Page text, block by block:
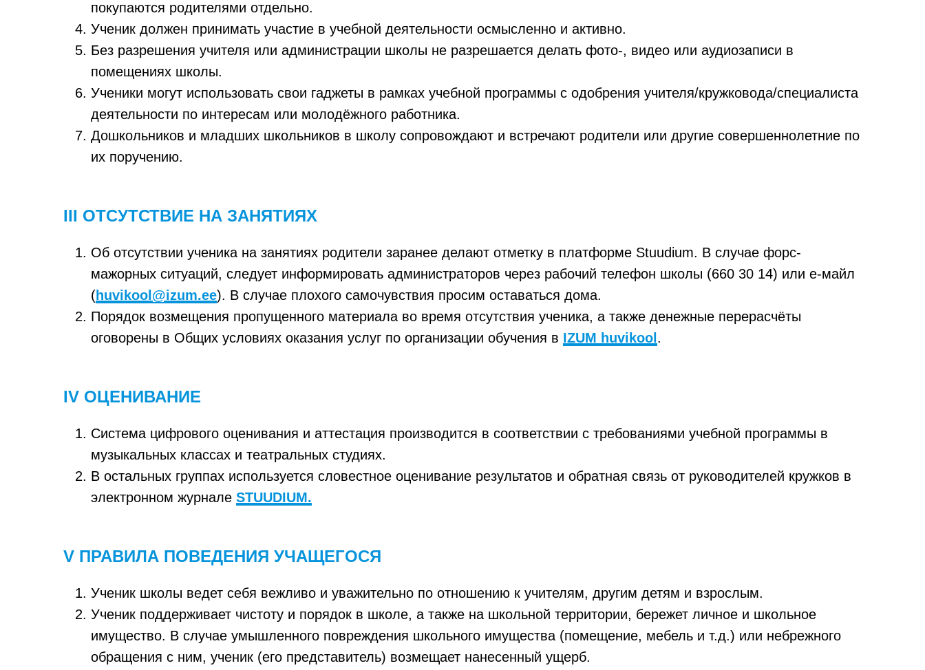
покупаются родителями отдельно.
Ученик должен принимать участие в учебной деятельности осмысленно и активно.
Без разрешения учителя или администрации школы не разрешается делать фото-, видео или аудиозаписи в
помещениях школы.
Ученики могут использовать свои гаджеты в рамках учебной программы с одобрения учителя/кружковода/специалиста
деятельности по интересам или молодёжного работника.
Дошкольников и младших школьников в школу сопровождают и встречают родители или другие совершеннолетние по
их поручению.
III ОТСУТСТВИЕ НА ЗАНЯТИЯХ
Об отсутствии ученика на занятиях родители заранее делают отметку в платформе Stuudium. В случае форс-
мажорных ситуаций, следует информировать администраторов через рабочий телефон школы (660 30 14) или е-майл
(huvikool@izum.ee). В случае плохого самочувствия просим оставаться дома.
Порядок возмещения пропущенного материала во время отсутствия ученика, а также денежные перерасчёты
оговорены в Общих условиях оказания услуг по организации обучения в IZUM huvikool .
IV ОЦЕНИВАНИЕ
Система цифрового оценивания и аттестация производится в соответствии с требованиями учебной программы в
музыкальных классах и театральных студиях.
В остальных группах используется словестное оценивание результатов и обратная связь от руководителей кружков в
электронном журнале STUUDIUM.
V ПРАВИЛА ПОВЕДЕНИЯ УЧАЩЕГОСЯ
Ученик школы ведет себя вежливо и уважительно по отношению к учителям, другим детям и взрослым.
Ученик поддерживает чистоту и порядок в школе, а также на школьной территории, бережет личное и школьное
имущество. В случае умышленного повреждения школьного имущества (помещение, мебель и т.д.) или небрежного
обращения с ним, ученик (его представитель) возмещает нанесенный ущерб.